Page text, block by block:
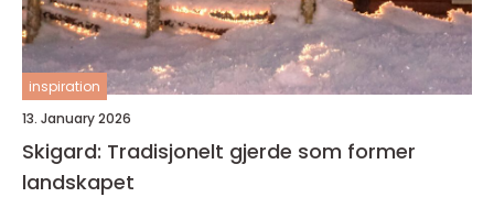
inspiration
13. January 2026
Skigard: Tradisjonelt gjerde som former
landskapet